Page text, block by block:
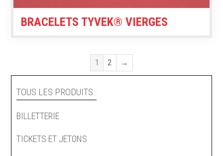
BRACELETS TYVEK® VIERGES
1 2 →
TOUS LES PRODUITS :
BILLETTERIE
TICKETS ET JETONS